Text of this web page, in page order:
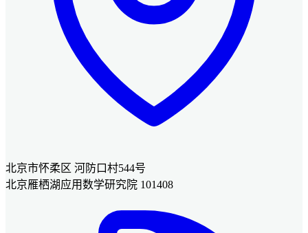
北京市怀柔区 河防口村544号
北京雁栖湖应用数学研究院 101408